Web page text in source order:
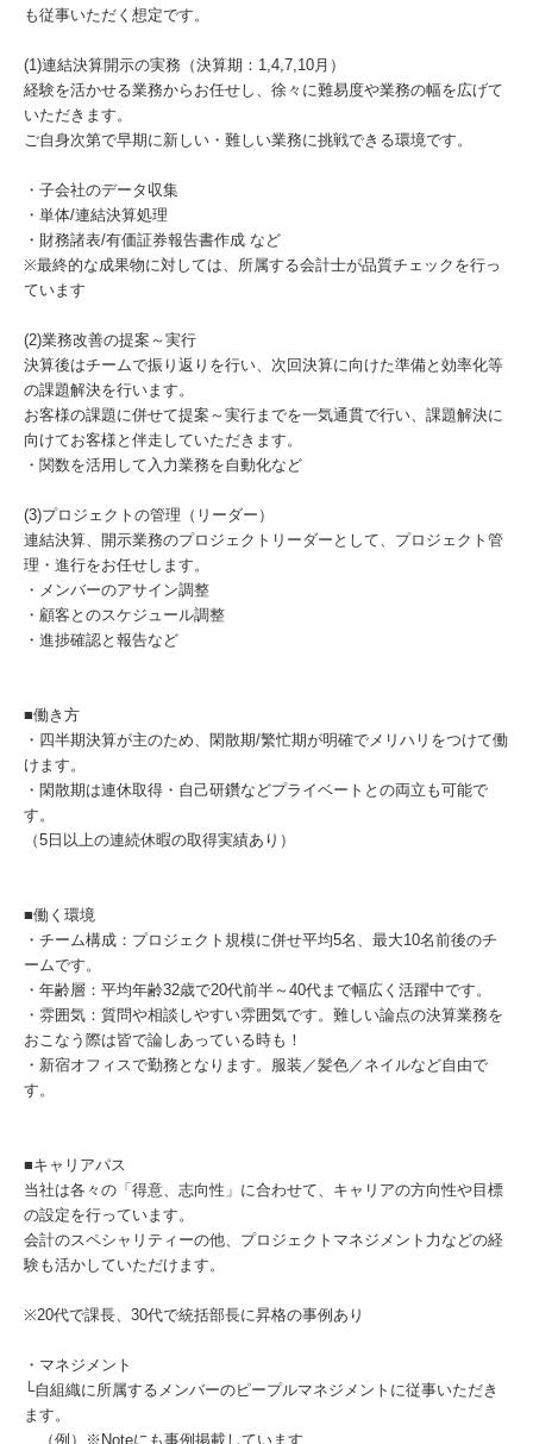
も従事いただく想定です。
(1)連結決算開示の実務（決算期：1,4,7,10月）
経験を活かせる業務からお任せし、徐々に難易度や業務の幅を広げて
いただきます。
ご自身次第で早期に新しい・難しい業務に挑戦できる環境です。
・子会社のデータ収集
・単体/連結決算処理
・財務諸表/有価証券報告書作成 など
※最終的な成果物に対しては、所属する会計士が品質チェックを行っ
ています
(2)業務改善の提案～実行
決算後はチームで振り返りを行い、次回決算に向けた準備と効率化等
の課題解決を行います。
お客様の課題に併せて提案～実行までを一気通貫で行い、課題解決に
向けてお客様と伴走していただきます。
・関数を活用して入力業務を自動化など
(3)プロジェクトの管理（リーダー）
連結決算、開示業務のプロジェクトリーダーとして、プロジェクト管
理・進行をお任せします。
・メンバーのアサイン調整
・顧客とのスケジュール調整
・進捗確認と報告など
■働き方
・四半期決算が主のため、閑散期/繁忙期が明確でメリハリをつけて働
けます。
・閑散期は連休取得・自己研鑽などプライベートとの両立も可能で
す。
（5日以上の連続休暇の取得実績あり）
■働く環境
・チーム構成：プロジェクト規模に併せ平均5名、最大10名前後のチ
ームです。
・年齢層：平均年齢32歳で20代前半～40代まで幅広く活躍中です。
・雰囲気：質問や相談しやすい雰囲気です。難しい論点の決算業務を
おこなう際は皆で論しあっている時も！
・新宿オフィスで勤務となります。服装／髪色／ネイルなど自由で
す。
■キャリアパス
当社は各々の「得意、志向性」に合わせて、キャリアの方向性や目標
の設定を行っています。
会計のスペシャリティーの他、プロジェクトマネジメント力などの経
験も活かしていただけます。
※20代で課長、30代で統括部長に昇格の事例あり
・マネジメント
└自組織に所属するメンバーのピープルマネジメントに従事いただき
ます。
（例）※Noteにも事例掲載しています